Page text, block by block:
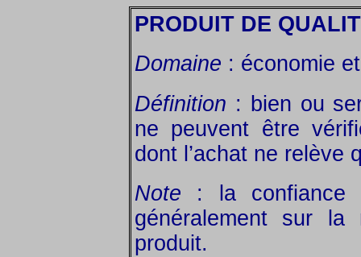
PRODUIT DE
Domaine : économie
Définition : bien ou
ne peuvent être
dont l’achat ne relève
Note : la confiance
généralement sur
produit.